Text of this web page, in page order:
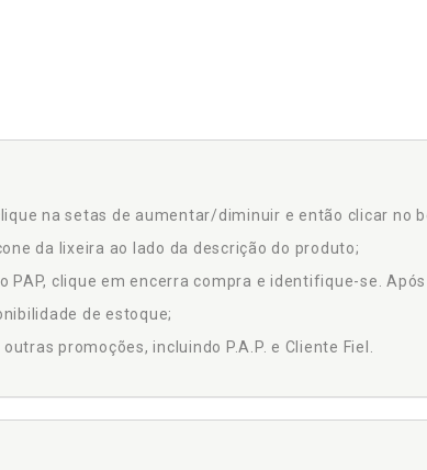
na setas de aumentar/diminuir e então clicar no
da lixeira ao lado da descrição do produto;
PAP, clique em encerra compra e identifique-se.
de estoque;
promoções, incluindo P.A.P. e Cliente Fiel.